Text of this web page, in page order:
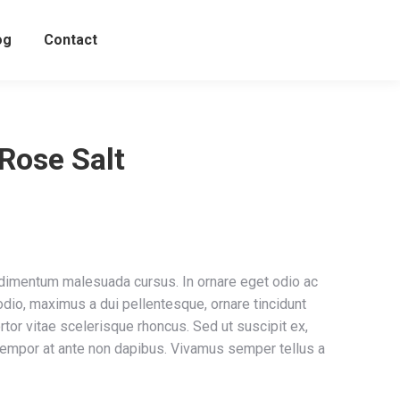
Contact
Salt
malesuada cursus. In ornare eget odio ac
maximus a dui pellentesque, ornare tincidunt
vitae scelerisque rhoncus. Sed ut suscipit ex,
at ante non dapibus. Vivamus semper tellus a